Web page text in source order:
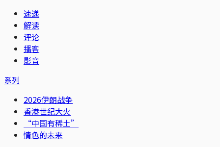
速递
解读
评论
播客
影音
系列
2026伊朗战争
香港世纪大火
“中国有稀土”
情色的未来